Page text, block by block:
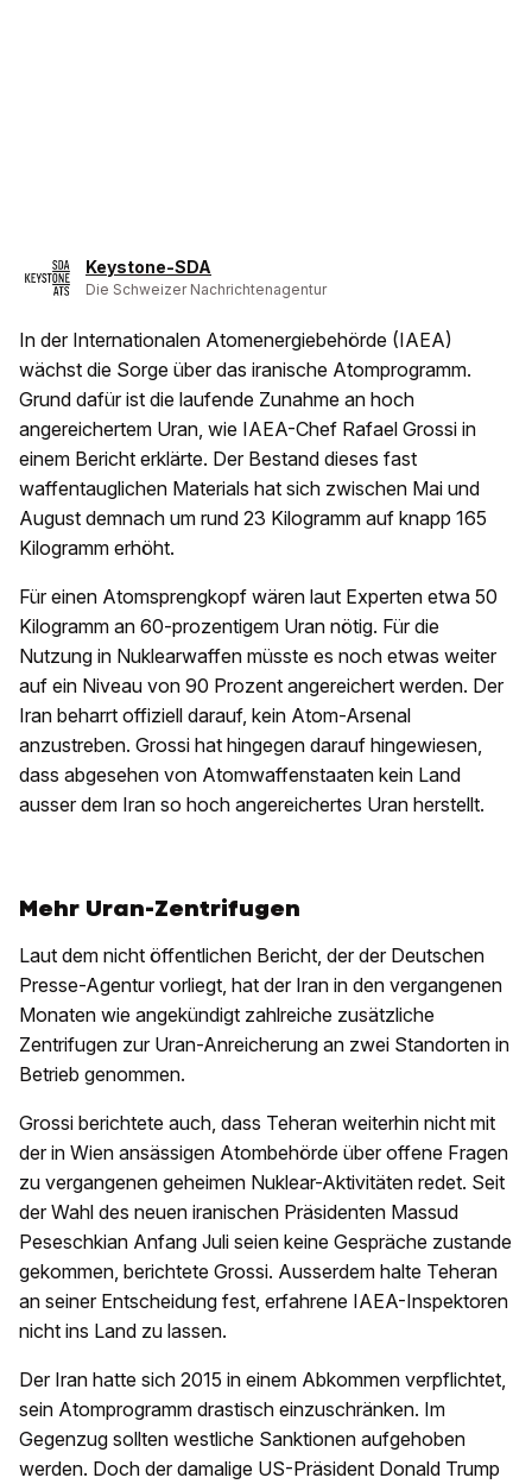
Keystone-SDA
Die Schweizer Nachrichtenagentur
In der Internationalen Atomenergiebehörde (IAEA)
wächst die Sorge über das iranische Atomprogramm.
Grund dafür ist die laufende Zunahme an hoch
angereichertem Uran, wie IAEA-Chef Rafael Grossi in
einem Bericht erklärte. Der Bestand dieses fast
waffentauglichen Materials hat sich zwischen Mai und
August demnach um rund 23 Kilogramm auf knapp 165
Kilogramm erhöht.
Für einen Atomsprengkopf wären laut Experten etwa 50
Kilogramm an 60-prozentigem Uran nötig. Für die
Nutzung in Nuklearwaffen müsste es noch etwas weiter
auf ein Niveau von 90 Prozent angereichert werden. Der
Iran beharrt offiziell darauf, kein Atom-Arsenal
anzustreben. Grossi hat hingegen darauf hingewiesen,
dass abgesehen von Atomwaffenstaaten kein Land
ausser dem Iran so hoch angereichertes Uran herstellt.
Mehr Uran-Zentrifugen
Laut dem nicht öffentlichen Bericht, der der Deutschen
Presse-Agentur vorliegt, hat der Iran in den vergangenen
Monaten wie angekündigt zahlreiche zusätzliche
Zentrifugen zur Uran-Anreicherung an zwei Standorten in
Betrieb genommen.
Grossi berichtete auch, dass Teheran weiterhin nicht mit
der in Wien ansässigen Atombehörde über offene Fragen
zu vergangenen geheimen Nuklear-Aktivitäten redet. Seit
der Wahl des neuen iranischen Präsidenten Massud
Peseschkian Anfang Juli seien keine Gespräche zustande
gekommen, berichtete Grossi. Ausserdem halte Teheran
an seiner Entscheidung fest, erfahrene IAEA-Inspektoren
nicht ins Land zu lassen.
Der Iran hatte sich 2015 in einem Abkommen verpflichtet,
sein Atomprogramm drastisch einzuschränken. Im
Gegenzug sollten westliche Sanktionen aufgehoben
werden. Doch der damalige US-Präsident Donald Trump